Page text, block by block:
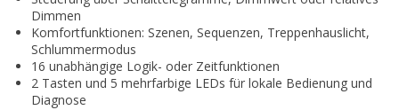
Dimmen
Komfortfunktionen: Szenen, Sequenzen, Treppenhauslicht,
Schlummermodus
16 unabhängige Logik- oder Zeitfunktionen
2 Tasten und 5 mehrfarbige LEDs für lokale Bedienung und
Diagnose